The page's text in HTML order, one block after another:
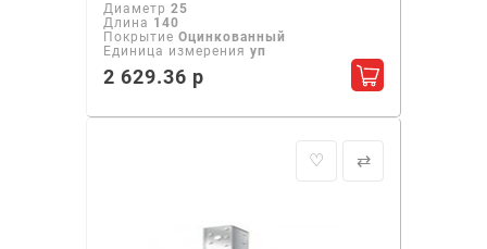
Диаметр 25
Длина 140
Покрытие Оцинкованный
Единица измерения уп
2 629.36 р Добавить в
♡ ⇄